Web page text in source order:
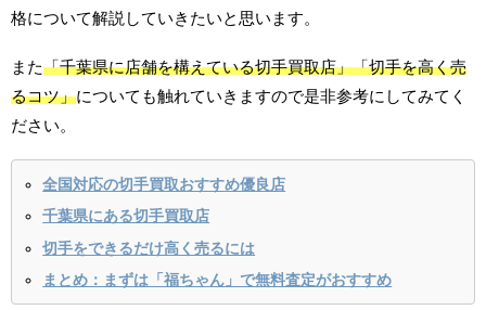
格について解説していきたいと思います。
また「千葉県に店舗を構えている切手買取店」「切手を高く売
るコツ」についても触れていきますので是非参考にしてみてく
ださい。
全国対応の切手買取おすすめ優良店
千葉県にある切手買取店
切手をできるだけ高く売るには
まとめ：まずは「福ちゃん」で無料査定がおすすめ